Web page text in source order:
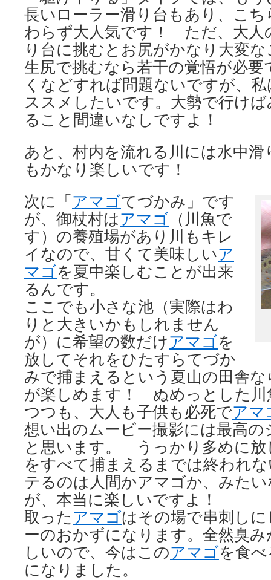
長いローラー滑り台もあり、こ
わらず大人気です！ ただ、大人
り台に挑むとお尻がかなり大変
生尻で挑むなら若干の覚悟が必
くなどすれば問題ないですが、
ススメしたいです。大勢で行け
ること間違いなしですよ！
あと、村内を流れる川には水中
もかなり楽しいです！
次に「アマゴてづかみ」です
が、御杖村はアマゴ （川魚で
す）の養殖場があり川もキレ
イなので、甘くて美味しいア
マゴを夏中楽しむことが出来
るんです。
ここでも小さな池（実際はわ
りと大きいかもしれません
が）に希望の数だけアマゴを
放してそれをひたすらてづか
みで捕まえるという夏山の田舎
が楽しめます！ ぬめっとした川
つつも、大人も子供も必死でアマ
想い出のムービー撮影には最高
と思います。 うっかり多めに放
をすべて捕まえるまでは終われ
テるのは人間かアマゴか、みた
が、本当に楽しいですよ！
取ったアマゴはその場で串刺し
ーのおかずになります。全然臭
しいので、今はこのアマゴを食
になりました。